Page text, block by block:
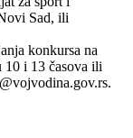
Sad, ili
konkursa na
10 i 13 časova ili